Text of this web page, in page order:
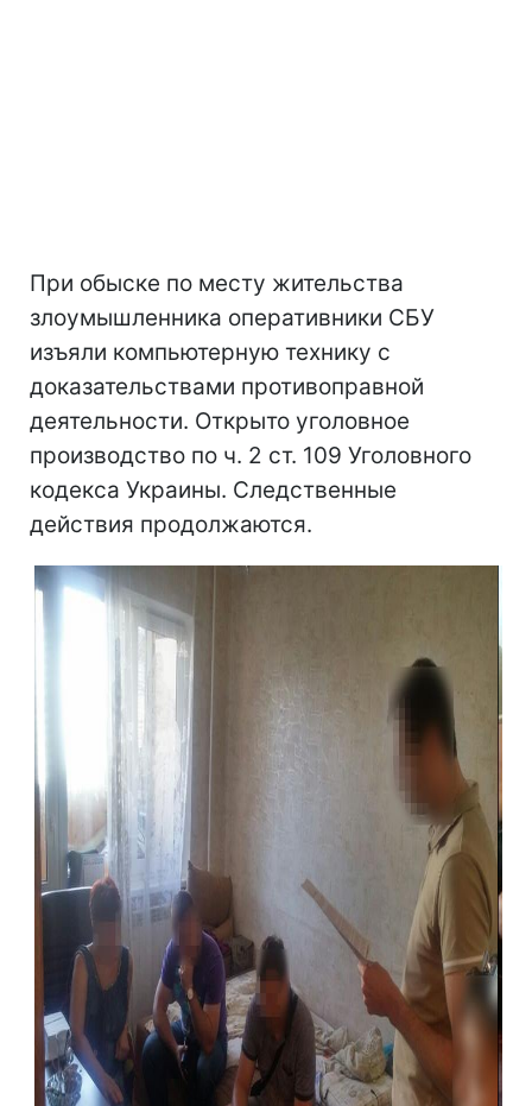
При обыске по месту жительства
злоумышленника оперативники СБУ
изъяли компьютерную технику с
доказательствами противоправной
деятельности. Открыто уголовное
производство по ч. 2 ст. 109 Уголовного
кодекса Украины. Следственные
действия продолжаются.